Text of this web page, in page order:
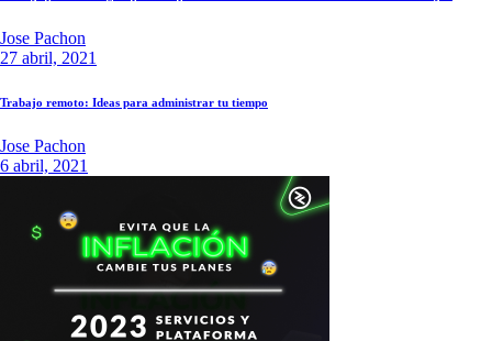
Jose Pachon
27 abril, 2021
Trabajo remoto: Ideas para administrar tu tiempo
Jose Pachon
6 abril, 2021